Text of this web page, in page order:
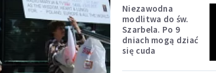
Niezawodna
modlitwa do św.
Szarbela. Po 9
dniach mogą dziać
się cuda